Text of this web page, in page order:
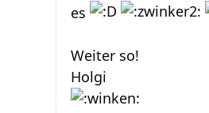
es
Weiter so!
Holgi